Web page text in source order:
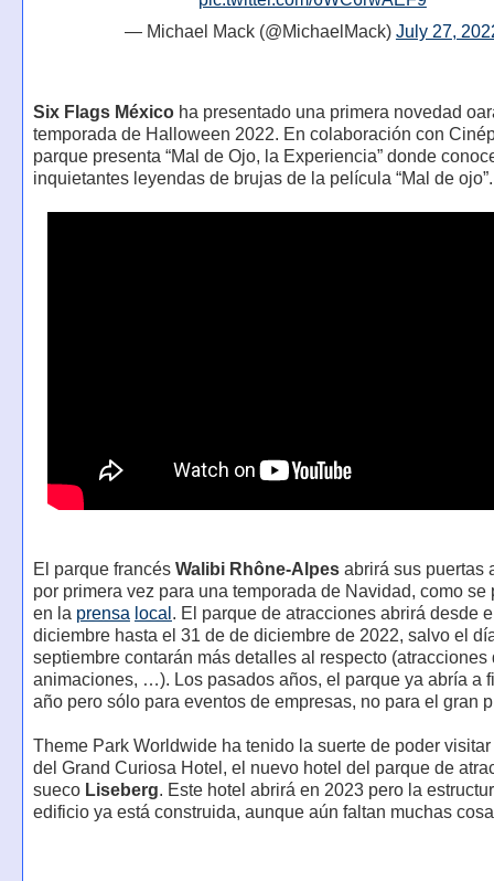
— Michael Mack (@MichaelMack) July 27,
Six Flags Méxicoha presentado una primera novedad
temporada de Halloween 2022. En colaboración con
parque presenta “Mal de Ojo, la Experiencia” donde
inquietantes leyendas de brujas de la película “Mal de ojo”.
El parque francés Walibi Rhône-Alpesabrirá sus puertas
por primera vez para una temporada de Navidad, como se
en la prensa local . El parque de atracciones abrirá desde
diciembre hasta el 31 de de diciembre de 2022, salvo el
septiembre contarán más detalles al respecto (atracciones
animaciones, …). Los pasados años, el parque ya abría a
año pero sólo para eventos de empresas, no para el gran
Theme Park Worldwide ha tenido la suerte de poder
del Grand Curiosa Hotel, el nuevo hotel del parque de
sueco Liseberg. Este hotel abrirá en 2023 pero la
edificio ya está construida, aunque aún faltan muchas